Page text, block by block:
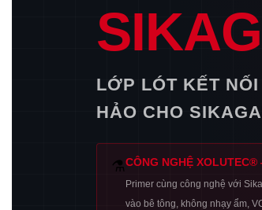
LỚP LÓT KẾT
HẢO CHO
⚗️CÔNG NGHỆ
Primer cùng công nghệ với
vào bê tông, không nhạy ẩm,